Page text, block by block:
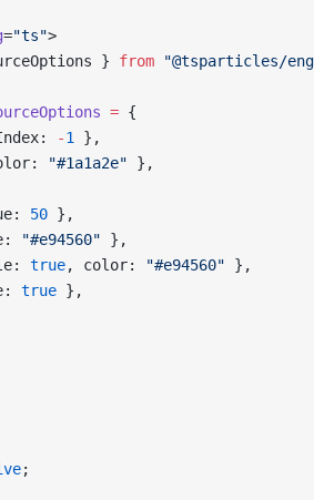
="ts">
} from "@tsparticles/
= {
-1
},
"#1a1a2e" },
50 },
"#e94560" },
true, color: "#e94560" },
true },
;